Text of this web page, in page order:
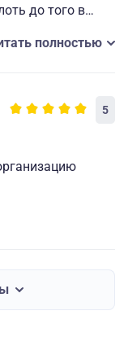
до того в
и т. д. Мелочи,
полностью
5